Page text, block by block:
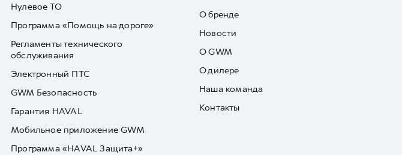
Нулевое ТО
Программа «Помощь на дороге»
Регламенты технического
обслуживания
Электронный ПТС
GWM Безопасность
Гарантия HAVAL
Мобильное приложение GWM
Программа «HAVAL Защита+»
О бренде
Новости
О GWM
О дилере
Наша команда
Контакты